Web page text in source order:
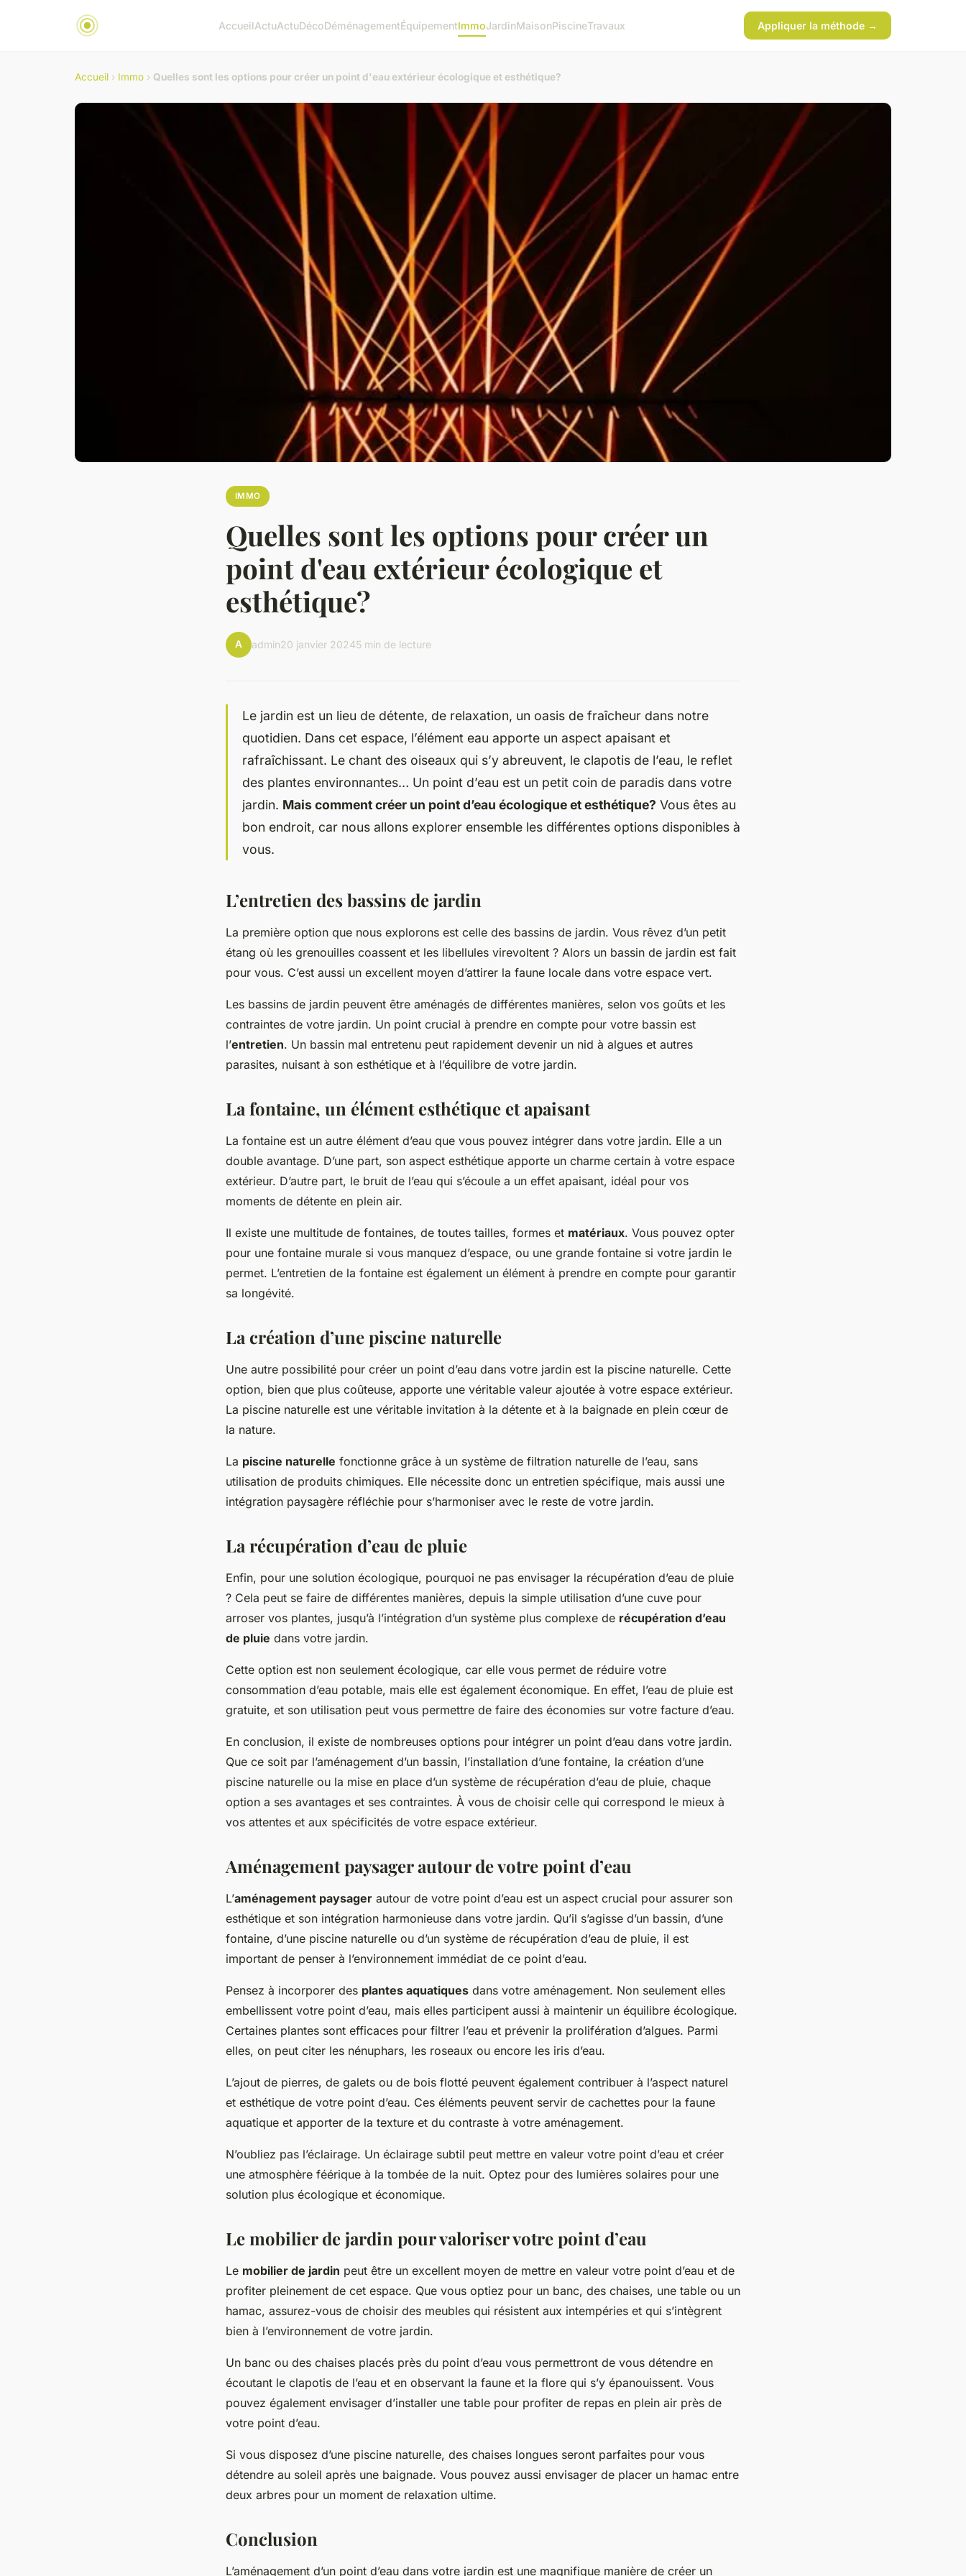
AccueilActuActuDécoDéménagementÉquipementImmoJardinMaisonPiscineTravaux Appliquer la méthode →
Accueil › Immo › Quelles sont les options pour créer un point d'eau extérieur écologique et esthétique?
IMMO
Quelles sont les options pour créer un
point d'eau extérieur écologique et
esthétique?
A admin20 janvier 20245 min de lecture
Le jardin est un lieu de détente, de relaxation, un oasis de fraîcheur dans notre
quotidien. Dans cet espace, l’élément eau apporte un aspect apaisant et
rafraîchissant. Le chant des oiseaux qui s’y abreuvent, le clapotis de l’eau, le reflet
des plantes environnantes… Un point d’eau est un petit coin de paradis dans votre
jardin. Mais comment créer un point d’eau écologique et esthétique? Vous êtes au
bon endroit, car nous allons explorer ensemble les différentes options disponibles à
vous.
L’entretien des bassins de jardin
La première option que nous explorons est celle des bassins de jardin. Vous rêvez d’un petit
étang où les grenouilles coassent et les libellules virevoltent ? Alors un bassin de jardin est fait
pour vous. C’est aussi un excellent moyen d’attirer la faune locale dans votre espace vert.
Les bassins de jardin peuvent être aménagés de différentes manières, selon vos goûts et les
contraintes de votre jardin. Un point crucial à prendre en compte pour votre bassin est
l’entretien. Un bassin mal entretenu peut rapidement devenir un nid à algues et autres
parasites, nuisant à son esthétique et à l’équilibre de votre jardin.
La fontaine, un élément esthétique et apaisant
La fontaine est un autre élément d’eau que vous pouvez intégrer dans votre jardin. Elle a un
double avantage. D’une part, son aspect esthétique apporte un charme certain à votre espace
extérieur. D’autre part, le bruit de l’eau qui s’écoule a un effet apaisant, idéal pour vos
moments de détente en plein air.
Il existe une multitude de fontaines, de toutes tailles, formes et matériaux. Vous pouvez opter
pour une fontaine murale si vous manquez d’espace, ou une grande fontaine si votre jardin le
permet. L’entretien de la fontaine est également un élément à prendre en compte pour garantir
sa longévité.
La création d’une piscine naturelle
Une autre possibilité pour créer un point d’eau dans votre jardin est la piscine naturelle. Cette
option, bien que plus coûteuse, apporte une véritable valeur ajoutée à votre espace extérieur.
La piscine naturelle est une véritable invitation à la détente et à la baignade en plein cœur de
la nature.
La piscine naturelle fonctionne grâce à un système de filtration naturelle de l’eau, sans
utilisation de produits chimiques. Elle nécessite donc un entretien spécifique, mais aussi une
intégration paysagère réfléchie pour s’harmoniser avec le reste de votre jardin.
La récupération d’eau de pluie
Enfin, pour une solution écologique, pourquoi ne pas envisager la récupération d’eau de pluie
? Cela peut se faire de différentes manières, depuis la simple utilisation d’une cuve pour
arroser vos plantes, jusqu’à l’intégration d’un système plus complexe de récupération d’eau
de pluie dans votre jardin.
Cette option est non seulement écologique, car elle vous permet de réduire votre
consommation d’eau potable, mais elle est également économique. En effet, l’eau de pluie est
gratuite, et son utilisation peut vous permettre de faire des économies sur votre facture d’eau.
En conclusion, il existe de nombreuses options pour intégrer un point d’eau dans votre jardin.
Que ce soit par l’aménagement d’un bassin, l’installation d’une fontaine, la création d’une
piscine naturelle ou la mise en place d’un système de récupération d’eau de pluie, chaque
option a ses avantages et ses contraintes. À vous de choisir celle qui correspond le mieux à
vos attentes et aux spécificités de votre espace extérieur.
Aménagement paysager autour de votre point d’eau
L’aménagement paysager autour de votre point d’eau est un aspect crucial pour assurer son
esthétique et son intégration harmonieuse dans votre jardin. Qu’il s’agisse d’un bassin, d’une
fontaine, d’une piscine naturelle ou d’un système de récupération d’eau de pluie, il est
important de penser à l’environnement immédiat de ce point d’eau.
Pensez à incorporer des plantes aquatiques dans votre aménagement. Non seulement elles
embellissent votre point d’eau, mais elles participent aussi à maintenir un équilibre écologique.
Certaines plantes sont efficaces pour filtrer l’eau et prévenir la prolifération d’algues. Parmi
elles, on peut citer les nénuphars, les roseaux ou encore les iris d’eau.
L’ajout de pierres, de galets ou de bois flotté peuvent également contribuer à l’aspect naturel
et esthétique de votre point d’eau. Ces éléments peuvent servir de cachettes pour la faune
aquatique et apporter de la texture et du contraste à votre aménagement.
N’oubliez pas l’éclairage. Un éclairage subtil peut mettre en valeur votre point d’eau et créer
une atmosphère féérique à la tombée de la nuit. Optez pour des lumières solaires pour une
solution plus écologique et économique.
Le mobilier de jardin pour valoriser votre point d’eau
Le mobilier de jardin peut être un excellent moyen de mettre en valeur votre point d’eau et de
profiter pleinement de cet espace. Que vous optiez pour un banc, des chaises, une table ou un
hamac, assurez-vous de choisir des meubles qui résistent aux intempéries et qui s’intègrent
bien à l’environnement de votre jardin.
Un banc ou des chaises placés près du point d’eau vous permettront de vous détendre en
écoutant le clapotis de l’eau et en observant la faune et la flore qui s’y épanouissent. Vous
pouvez également envisager d’installer une table pour profiter de repas en plein air près de
votre point d’eau.
Si vous disposez d’une piscine naturelle, des chaises longues seront parfaites pour vous
détendre au soleil après une baignade. Vous pouvez aussi envisager de placer un hamac entre
deux arbres pour un moment de relaxation ultime.
Conclusion
L’aménagement d’un point d’eau dans votre jardin est une magnifique manière de créer un